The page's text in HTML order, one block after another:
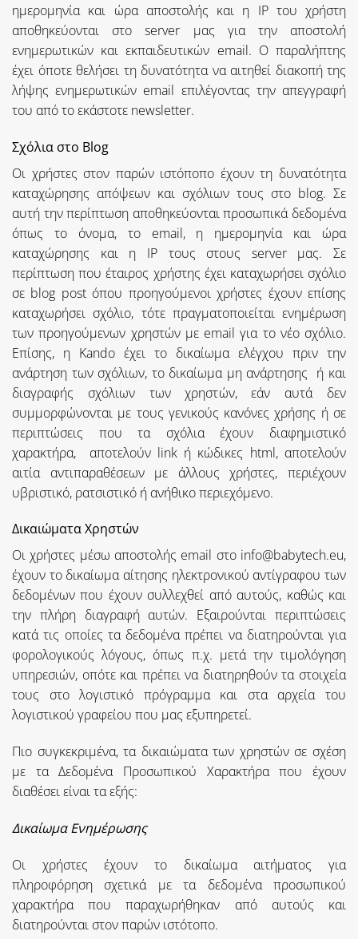
ημερομηνία και ώρα αποστολής και η IP του χρήστη
αποθηκεύονται στο server μας για την αποστολή
ενημερωτικών και εκπαιδευτικών email. Ο παραλήπτης
έχει όποτε θελήσει τη δυνατότητα να αιτηθεί διακοπή της
λήψης ενημερωτικών email επιλέγοντας την απεγγραφή
του από το εκάστοτε newsletter.
Σχόλια στο Βlog
Οι χρήστες στον παρών ιστόποπο έχουν τη δυνατότητα
καταχώρησης απόψεων και σχόλιων τους στο blog. Σε
αυτή την περίπτωση αποθηκεύονται προσωπικά δεδομένα
όπως το όνομα, το email, η ημερομηνία και ώρα
καταχώρησης και η IP τους στους server μας. Σε
περίπτωση που έταιρος χρήστης έχει καταχωρήσει σχόλιο
σε blog post όπου προηγούμενοι χρήστες έχουν επίσης
καταχωρήσει σχόλιο, τότε πραγματοποιείται ενημέρωση
των προηγούμενων χρηστών με email για το νέο σχόλιο.
Επίσης, η Kando έχει το δικαίωμα ελέγχου πριν την
ανάρτηση των σχόλιων, το δικαίωμα μη ανάρτησης ή και
διαγραφής σχόλιων των χρηστών, εάν αυτά δεν
συμμορφώνονται με τους γενικούς κανόνες χρήσης ή σε
περιπτώσεις που τα σχόλια έχουν διαφημιστικό
χαρακτήρα, αποτελούν link ή κώδικες html, αποτελούν
αιτία αντιπαραθέσεων με άλλους χρήστες, περιέχουν
υβριστικό, ρατσιστικό ή ανήθικο περιεχόμενο.
Δικαιώματα Χρηστών
Οι χρήστες μέσω αποστολής email στο info@babytech.eu,
έχουν το δικαίωμα αίτησης ηλεκτρονικού αντίγραφου των
δεδομένων που έχουν συλλεχθεί από αυτούς, καθώς και
την πλήρη διαγραφή αυτών. Εξαιρούνται περιπτώσεις
κατά τις οποίες τα δεδομένα πρέπει να διατηρούνται για
φορολογικούς λόγους, όπως π.χ. μετά την τιμολόγηση
υπηρεσιών, οπότε και πρέπει να διατηρηθούν τα στοιχεία
τους στο λογιστικό πρόγραμμα και στα αρχεία του
λογιστικού γραφείου που μας εξυπηρετεί.
Πιο συγκεκριμένα, τα δικαιώματα των χρηστών σε σχέση
με τα Δεδομένα Προσωπικού Χαρακτήρα που έχουν
διαθέσει είναι τα εξής:
Δικαίωμα Ενημέρωσης
Οι χρήστες έχουν το δικαίωμα αιτήματος για
πληροφόρηση σχετικά με τα δεδομένα προσωπικού
χαρακτήρα που παραχωρήθηκαν από αυτούς και
διατηρούνται στον παρών ιστότοπο.